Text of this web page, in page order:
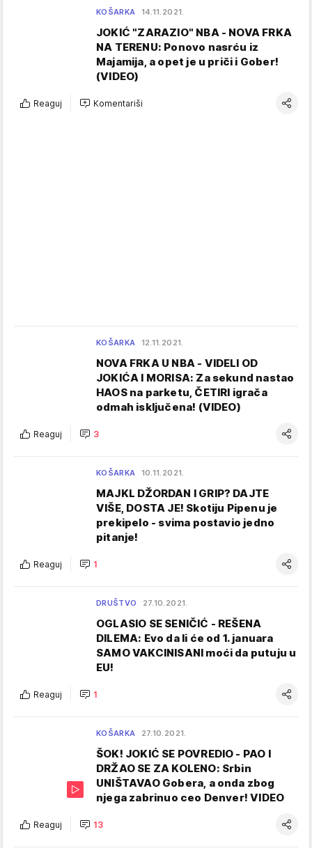
KOŠARKA 14.11.2021.
JOKIĆ "ZARAZIO" NBA - NOVA FRKA
NA TERENU: Ponovo nasrću iz
Majamija, a opet je u priči i Gober!
(VIDEO)
Reaguj Komentariši
KOŠARKA 12.11.2021.
NOVA FRKA U NBA - VIDELI OD
JOKIĆA I MORISA: Za sekund nastao
HAOS na parketu, ČETIRI igrača
odmah isključena! (VIDEO)
Reaguj 3
KOŠARKA 10.11.2021.
MAJKL DŽORDAN I GRIP? DAJTE
VIŠE, DOSTA JE! Skotiju Pipenu je
prekipelo - svima postavio jedno
pitanje!
Reaguj 1
DRUŠTVO 27.10.2021.
OGLASIO SE SENIČIĆ - REŠENA
DILEMA: Evo da li će od 1. januara
SAMO VAKCINISANI moći da putuju u
EU!
Reaguj 1
KOŠARKA 27.10.2021.
ŠOK! JOKIĆ SE POVREDIO - PAO I
DRŽAO SE ZA KOLENO: Srbin
UNIŠTAVAO Gobera, a onda zbog
njega zabrinuo ceo Denver! VIDEO
Reaguj 13